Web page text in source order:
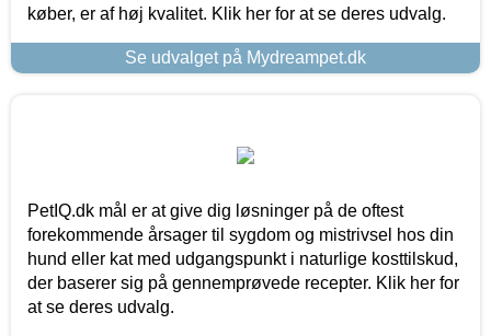
køber, er af høj kvalitet. Klik her for at se deres udvalg.
Se udvalget på Mydreampet.dk
PetIQ.dk mål er at give dig løsninger på de oftest
forekommende årsager til sygdom og mistrivsel hos din
hund eller kat med udgangspunkt i naturlige kosttilskud,
der baserer sig på gennemprøvede recepter. Klik her for
at se deres udvalg.